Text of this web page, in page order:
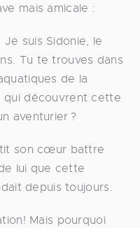
mais amicale :
suis Sidonie, le
Tu te trouves dans
de la
qui découvrent cette
aventurier ?
son cœur battre
lui que cette
depuis toujours.
Mais pourquoi